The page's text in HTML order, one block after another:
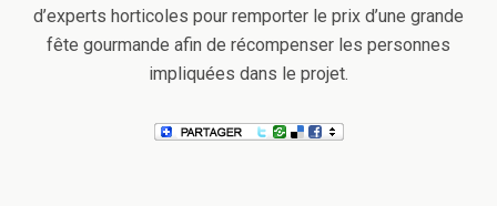
d’experts horticoles pour remporter le prix d’une grande
fête gourmande afin de récompenser les personnes
impliquées dans le projet.